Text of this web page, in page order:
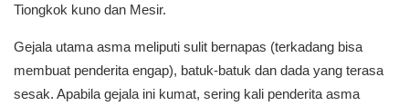
Tiongkok kuno dan Mesir.
Gejala utama asma meliputi sulit bernapas (terkadang bisa
membuat penderita engap), batuk-batuk dan dada yang terasa
sesak. Apabila gejala ini kumat, sering kali penderita asma